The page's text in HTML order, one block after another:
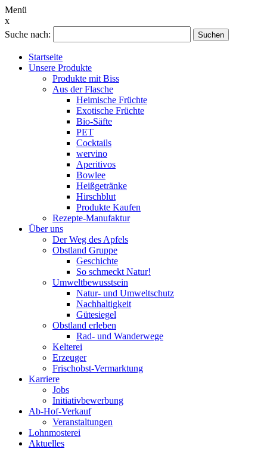
Menü
x
Suche nach:
Suchen
Startseite
Unsere Produkte
Produkte mit Biss
Aus der Flasche
Heimische Früchte
Exotische Früchte
Bio-Säfte
PET
Cocktails
wervino
Aperitivos
Bowlee
Heißgetränke
Hirschblut
Produkte Kaufen
Rezepte-Manufaktur
Über uns
Der Weg des Apfels
Obstland Gruppe
Geschichte
So schmeckt Natur!
Umweltbewusstsein
Natur- und Umweltschutz
Nachhaltigkeit
Gütesiegel
Obstland erleben
Rad- und Wanderwege
Kelterei
Erzeuger
Frischobst-Vermarktung
Karriere
Jobs
Initiativbewerbung
Ab-Hof-Verkauf
Veranstaltungen
Lohnmosterei
Aktuelles